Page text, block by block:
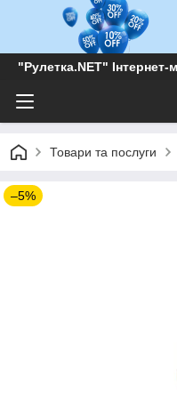
"Рулетка.NET" Інтернет-
Товари та послуги
–5%